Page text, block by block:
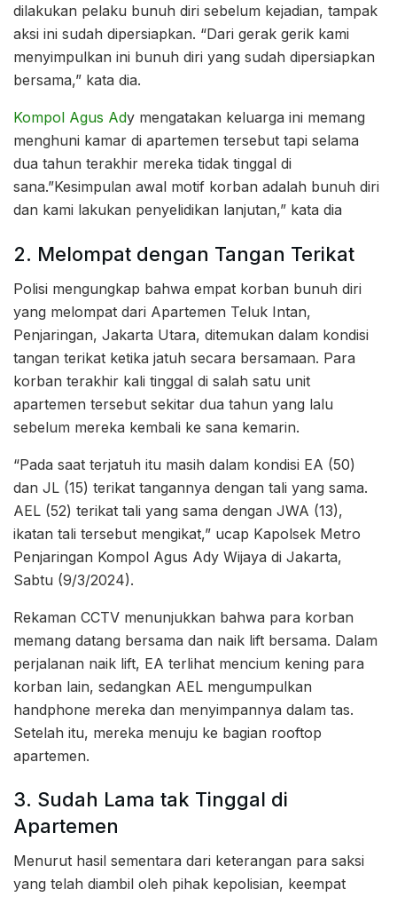
dilakukan pelaku bunuh diri sebelum kejadian, tampak
aksi ini sudah dipersiapkan. “Dari gerak gerik kami
menyimpulkan ini bunuh diri yang sudah dipersiapkan
bersama,” kata dia.
Kompol Agus Ady mengatakan keluarga ini memang
menghuni kamar di apartemen tersebut tapi selama
dua tahun terakhir mereka tidak tinggal di
sana.”Kesimpulan awal motif korban adalah bunuh diri
dan kami lakukan penyelidikan lanjutan,” kata dia
2. Melompat dengan Tangan Terikat
Polisi mengungkap bahwa empat korban bunuh diri
yang melompat dari Apartemen Teluk Intan,
Penjaringan, Jakarta Utara, ditemukan dalam kondisi
tangan terikat ketika jatuh secara bersamaan. Para
korban terakhir kali tinggal di salah satu unit
apartemen tersebut sekitar dua tahun yang lalu
sebelum mereka kembali ke sana kemarin.
“Pada saat terjatuh itu masih dalam kondisi EA (50)
dan JL (15) terikat tangannya dengan tali yang sama.
AEL (52) terikat tali yang sama dengan JWA (13),
ikatan tali tersebut mengikat,” ucap Kapolsek Metro
Penjaringan Kompol Agus Ady Wijaya di Jakarta,
Sabtu (9/3/2024).
Rekaman CCTV menunjukkan bahwa para korban
memang datang bersama dan naik lift bersama. Dalam
perjalanan naik lift, EA terlihat mencium kening para
korban lain, sedangkan AEL mengumpulkan
handphone mereka dan menyimpannya dalam tas.
Setelah itu, mereka menuju ke bagian rooftop
apartemen.
3. Sudah Lama tak Tinggal di
Apartemen
Menurut hasil sementara dari keterangan para saksi
yang telah diambil oleh pihak kepolisian, keempat